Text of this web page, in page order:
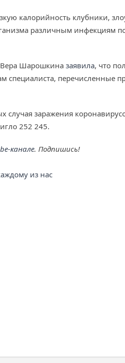
калорийность клубники,
различным инфекциям
Вера Шарошкина заявила, что
специалиста, перечисленные
заражения
252 245.
канале. Подпишись!
из нас